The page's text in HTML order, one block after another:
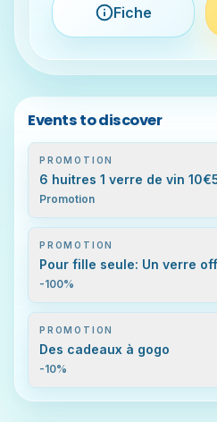
Fiche
Events to discover
PROMOTION
6 huitres 1 verre de vin
Promotion
PROMOTION
Pour fille seule: Un verre
-100%
PROMOTION
Des cadeaux à gogo
-10%